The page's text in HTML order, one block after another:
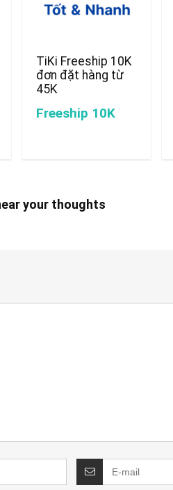
TiKi Freeship 10K
đơn đặt hàng từ
45K
Freeship 10K
your thoughts